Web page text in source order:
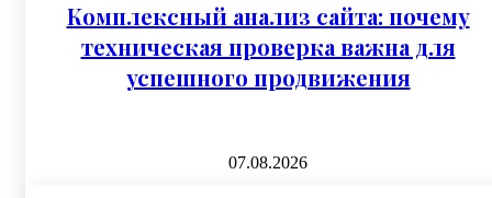
Комплексный анализ сайта: почему
техническая проверка важна для
успешного продвижения
07.08.2026